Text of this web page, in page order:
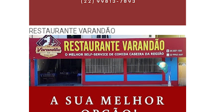
RESTAURANTE VARANDÃO